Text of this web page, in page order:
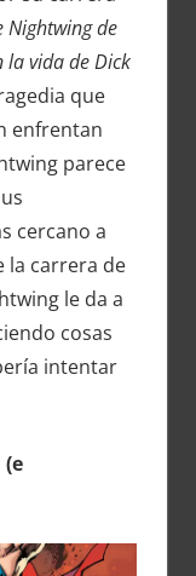
Nightwing de
la vida de Dick
que
enfrentan
parece
cercano a
la carrera de
le da a
cosas
intentar